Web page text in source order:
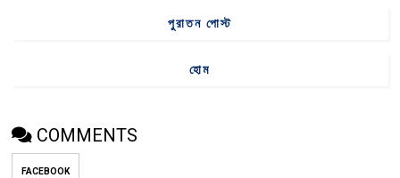
পুরাতন পোস্ট
হোম
COMMENTS
FACEBOOK